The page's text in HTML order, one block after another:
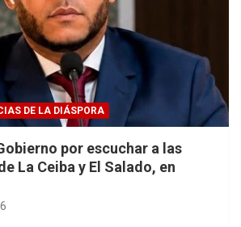
DE LA DIÁSPORA
por escuchar a las
La Ceiba y El Salado, en